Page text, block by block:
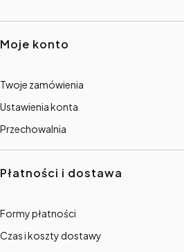
Linki w stopce
Moje konto
Twoje zamówienia
Ustawienia konta
Przechowalnia
Płatności i dostawa
Formy płatności
Czas i koszty dostawy